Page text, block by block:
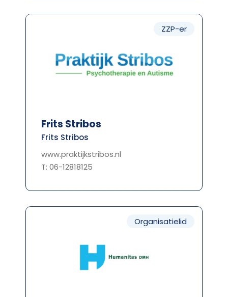
ZZP-er
Frits Stribos
Frits Stribos
www.praktijkstribos.nl
T: 06-12818125
Organisatielid